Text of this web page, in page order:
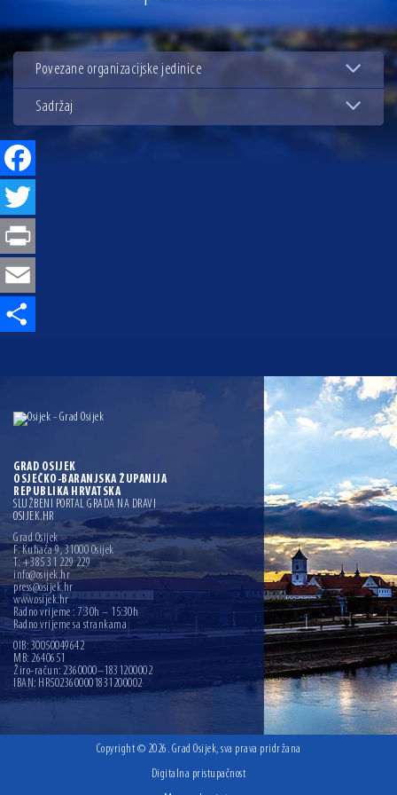
13.07.2026 | Ljetnim izdanjem Večeri vina i umjetnosti završen Vinski mjesec
07.07.2026 | Održana 8. sjednica Gradskog vijeća Grada Osijeka. Gradonačelnik
obnovu glavnog osječkog Trga Ante Starčevića
06.07.2026 | Brevis koncertom u Zlatnoj dvorani Musikvereina obilježio 30 godina
djelovanja
04.07.2026 | Zbog povoljnih vodostaja i pravodobnih mjera komarci ove godine pod
Povezane organizacijske jedinice
Sadržaj
GRAD OSIJEK
OSJEČKO-BARANJSKA ŽUPANIJA
REPUBLIKA HRVATSKA
SLUŽBENI PORTAL GRADA NA DRAVI
OSIJEK.HR
Grad Osijek
F. Kuhača 9, 31000 Osijek
T: +385 31 229 229
info@osijek.hr
press@osijek.hr
www.osijek.hr
Radno vrijeme : 7:30h – 15:30h
Radno vrijeme sa strankama
OIB: 30050049642
MB: 2640651
Žiro-račun: 2360000–1831200002
IBAN: HR5023600001831200002
Copyright © 2026. Grad Osijek, sva prava pridržana
Digitalna pristupačnost